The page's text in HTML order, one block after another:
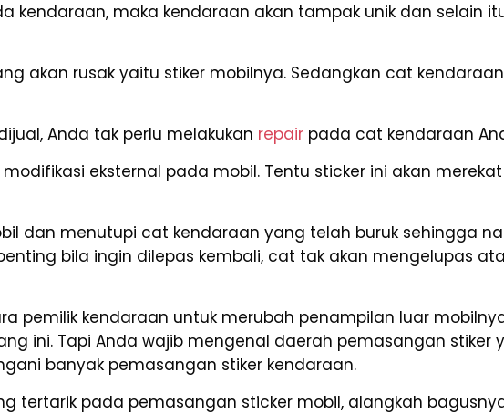
kendaraan, maka kendaraan akan tampak unik dan selain
akan rusak yaitu stiker mobilnya. Sedangkan cat
Anda tak perlu melakukan repair pada cat kendaraan
eksternal pada mobil. Tentu sticker ini akan
dan menutupi cat kendaraan yang telah buruk sehingga
bila ingin dilepas kembali, cat tak akan mengelupas
pemilik kendaraan untuk merubah penampilan luar
ini. Tapi Anda wajib mengenal daerah pemasangan stiker
banyak pemasangan stiker kendaraan.
tertarik pada pemasangan sticker mobil, alangkah